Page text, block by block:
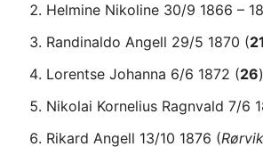
Helmine Nikoline 30/9 1866 –
Randinaldo Angell 29/5 1870 (21
Lorentse Johanna 6/6 1872 (26)
Nikolai Kornelius Ragnvald 7/6
Rikard Angell 13/10 1876 (Rørvik